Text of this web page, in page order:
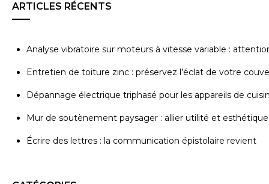
ARTICLES RÉCENTS
Analyse vibratoire sur moteurs à vitesse variable :
Entretien de toiture zinc : préservez l’éclat de votre
Dépannage électrique triphasé pour les appareils de
Mur de soutènement paysager : allier utilité et esthétique
Écrire des lettres : la communication épistolaire revient